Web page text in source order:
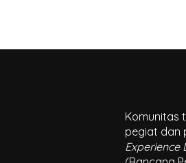
Komunitas
pegiat dan
Experience